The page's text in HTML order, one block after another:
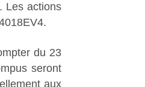
Les actions
du 23
seront
aux